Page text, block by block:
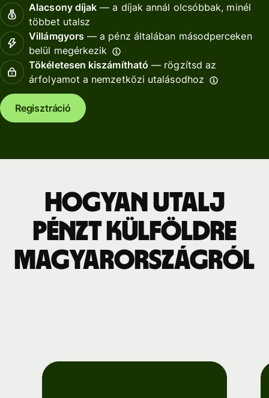
Alacsony díjak — a díjak annál olcsóbbak, minél
többet utalsz
Villámgyors — a pénz általában másodperceken
belül megérkezik
Tökéletesen kiszámítható — rögzítsd az
árfolyamot a nemzetközi utalásodhoz
Regisztráció
Hogyan utalj
pénzt külföldre
Magyarországról